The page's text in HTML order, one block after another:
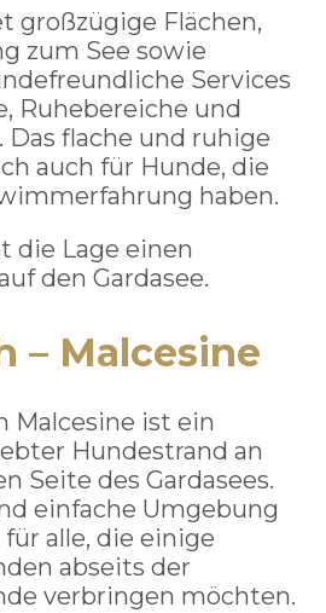
großzügige Flächen,
zum See sowie
Services
Ruhebereiche und
flache und ruhige
auch für Hunde, die
haben.
die Lage einen
den Gardasee.
– Malcesine
Malcesine ist ein
Hundestrand an
Seite des Gardasees.
einfache Umgebung
alle, die einige
abseits der
verbringen möchten.